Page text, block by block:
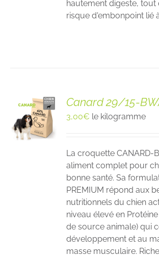
hautement digeste, tout
risque d'embonpoint lié
Canard 29/15-
3,00€ le kilogramme
La croquette CANARD-
aliment complet pour
bonne santé. Sa
PREMIUM répond aux
nutritionnels du chien
niveau élevé en Protéine
de source animale) qui
développement et au
masse musculaire.